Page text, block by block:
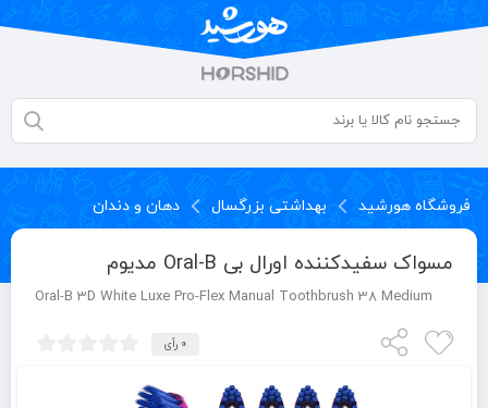
فروشگاه هورشید بهداشتی بزرگسال دهان و دندان
مسواک سفیدکننده اورال بی Oral-B مدیوم
Oral-B 3D White Luxe Pro-Flex Manual Toothbrush 38 Medium
0 رأی